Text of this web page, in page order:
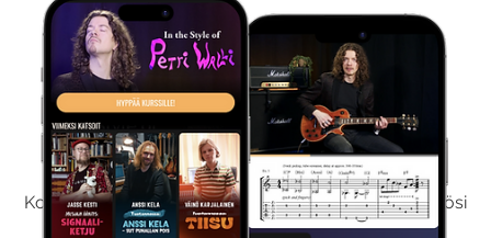
Kokeile Ilmaiseksi
Kokeilemalla ilmaiseksi saat koko sisältömme käyttöösi
viikon ajaksi.